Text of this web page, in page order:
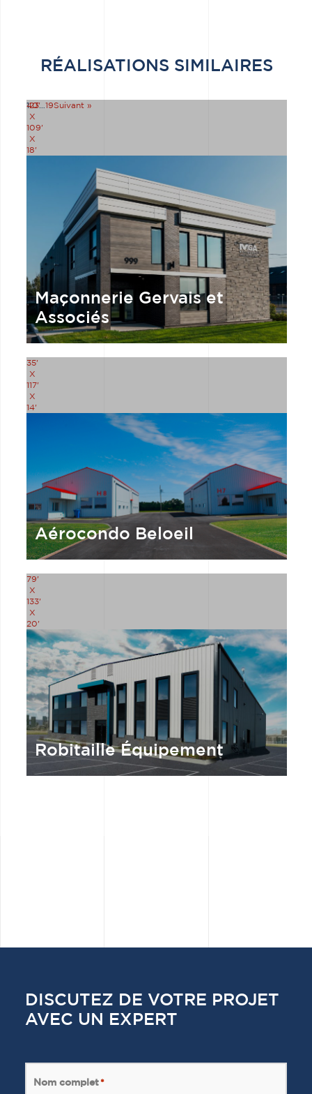
RÉALISATIONS SIMILAIRES
40'
X
109'
X
18'
Maçonnerie Gervais et
Associés
35'
X
117'
X
14'
Aérocondo Beloeil
79'
X
133'
X
20'
Robitaille Équipement
123…19Suivant »
DISCUTEZ DE VOTRE PROJET
AVEC UN EXPERT
Nom complet*